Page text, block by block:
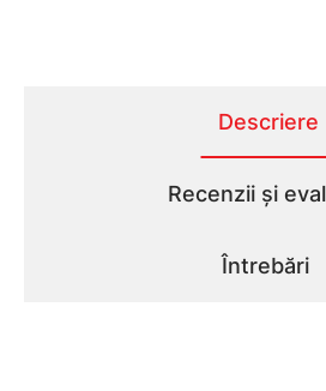
Descriere
Recenzii și
Întrebări